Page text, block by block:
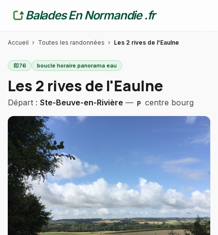
Balades En Normandie .fr
Accueil › Toutes les randonnées › Les 2 rives de l'Eaulne
map76 boucle horaire panorama eau
Les 2 rives de l'Eaulne
Départ : Ste-Beuve-en-Rivière — local_parking centre bourg